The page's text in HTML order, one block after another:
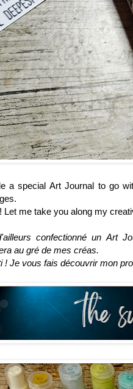
a special Art Journal to go
Let me take you along my
confectionné un Art
au gré de mes créas.
! Je vous fais découvrir mon